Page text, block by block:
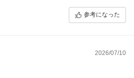
応でお届けできるよう、心がけてまいりま
ん満足店
参考になった
2026/07/10